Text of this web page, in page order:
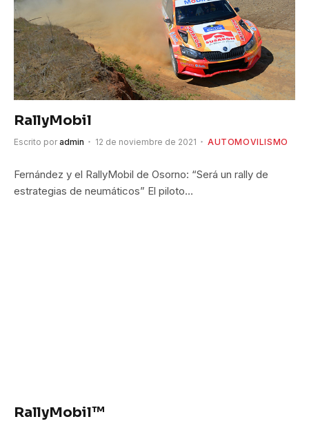
RallyMobil
Escrito por admin 12 de noviembre de 2021 AUTOMOVILISMO
Fernández y el RallyMobil de Osorno: “Será un rally de
estrategias de neumáticos” El piloto…
RallyMobil™